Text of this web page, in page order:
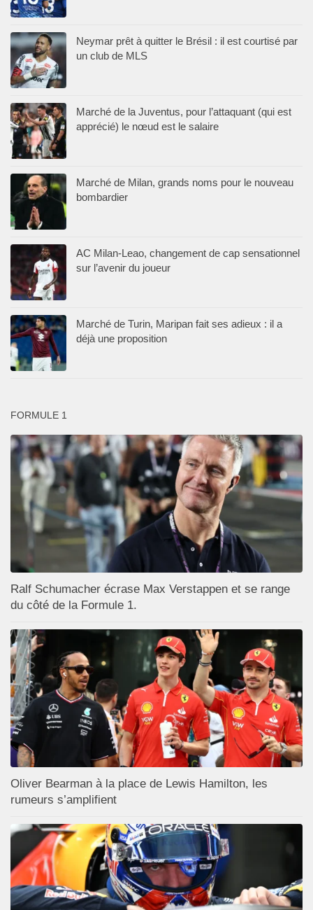
Neymar prêt à quitter le Brésil : il est courtisé par
un club de MLS
Marché de la Juventus, pour l’attaquant (qui est
apprécié) le nœud est le salaire
Marché de Milan, grands noms pour le nouveau
bombardier
AC Milan-Leao, changement de cap sensationnel
sur l’avenir du joueur
Marché de Turin, Maripan fait ses adieux : il a
déjà une proposition
FORMULE 1
Ralf Schumacher écrase Max Verstappen et se range
du côté de la Formule 1.
Oliver Bearman à la place de Lewis Hamilton, les
rumeurs s’amplifient